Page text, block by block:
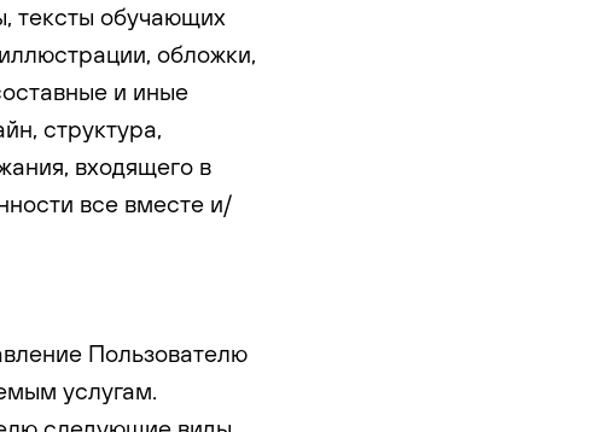
тексты обучающих
обложки,
и иные
структура,
входящего в
все вместе и/
Пользователю
услугам.